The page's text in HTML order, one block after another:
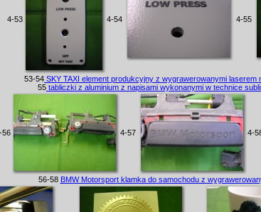
4-53 4-54 4-55
53-54 SKY TAXI element produkcyjny z wygrawerowanymi laserem
55 tabliczki z aluminium z napisami wykonanymi w technice
56 4-57 4-
56-58 BMW Motorsport klamka do samochodu z